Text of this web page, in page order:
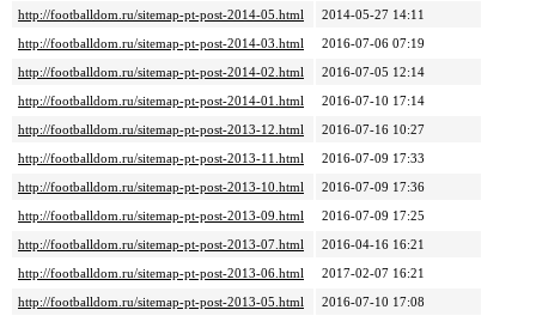
http://footballdom.ru/sitemap-pt-post-2014-05.html
2014-05-27 14:11
http://footballdom.ru/sitemap-pt-post-2014-03.html
2016-07-06 07:19
http://footballdom.ru/sitemap-pt-post-2014-02.html
2016-07-05 12:14
http://footballdom.ru/sitemap-pt-post-2014-01.html
2016-07-10 17:14
http://footballdom.ru/sitemap-pt-post-2013-12.html
2016-07-16 10:27
http://footballdom.ru/sitemap-pt-post-2013-11.html
2016-07-09 17:33
http://footballdom.ru/sitemap-pt-post-2013-10.html
2016-07-09 17:36
http://footballdom.ru/sitemap-pt-post-2013-09.html
2016-07-09 17:25
http://footballdom.ru/sitemap-pt-post-2013-07.html
2016-04-16 16:21
http://footballdom.ru/sitemap-pt-post-2013-06.html
2017-02-07 16:21
http://footballdom.ru/sitemap-pt-post-2013-05.html
2016-07-10 17:08